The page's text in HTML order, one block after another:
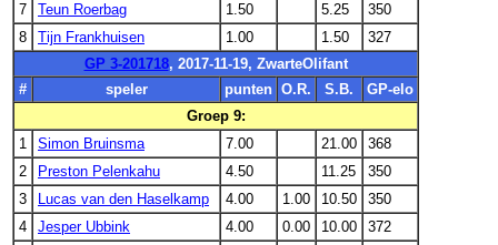
7
Teun Roerbag 1.50 5.25
350
8
Tijn Frankhuisen 1.00 1.50
327
GP 3-201718, 2017-11-19, ZwarteOlifant
#
speler punten O.R. S.B.
GP-elo
Groep 9:
1
Simon Bruinsma 7.00 21.00
368
2
Preston Pelenkahu 4.50 11.25
350
3
Lucas van den Haselkamp 4.00 1.00 10.50
350
4
Jesper Ubbink 4.00 0.00 10.00
372